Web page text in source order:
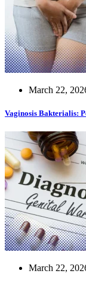
March 22,
Vaginosis Bakterialis:
March 22,